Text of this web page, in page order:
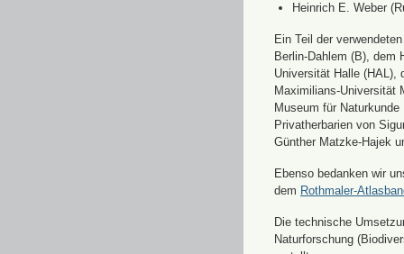
Heinrich E. Weber
Ein Teil der
Berlin-Dahlem (B), dem
Universität Halle (HAL),
Maximilians-Universität
Museum für
Privatherbarien von
Günther Matzke-Hajek
Ebenso bedanken wir
dem Rothmaler-
Die technische
Naturforschung